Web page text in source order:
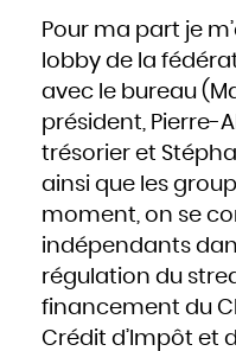
Pour ma part je
lobby de la
avec le bureau
président, Pierre-
trésorier et
ainsi que les
moment, on se
indépendants
régulation du
financement du
Crédit d’Impôt et